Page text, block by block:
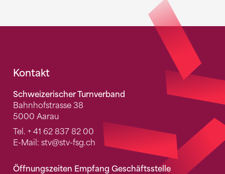
Fusszeile
Kontakt
Schweizerischer Turnverband
Bahnhofstrasse 38
5000 Aarau
Tel. + 41 62 837 82 00
E-Mail: stv@stv-fsg.ch
Öffnungszeiten Empfang Geschäftsstelle